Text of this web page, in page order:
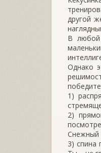
другой
В любой
Однако
1)
2)
Снежный
3) спина